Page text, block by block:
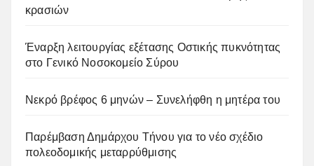
κρασιών
Έναρξη λειτουργίας εξέτασης Οστικής πυκνότητας
στο Γενικό Νοσοκομείο Σύρου
Νεκρό βρέφος 6 μηνών – Συνελήφθη η μητέρα του
Παρέμβαση Δημάρχου Τήνου για το νέο σχέδιο
πολεοδομικής μεταρρύθμισης